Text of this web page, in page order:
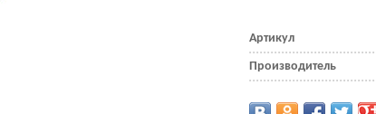
Артикул
Производитель